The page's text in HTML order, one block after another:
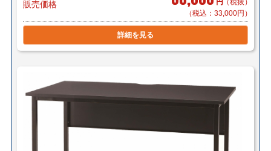
販売価格 円 （税抜）
（税込：33,000円）
詳細を見る